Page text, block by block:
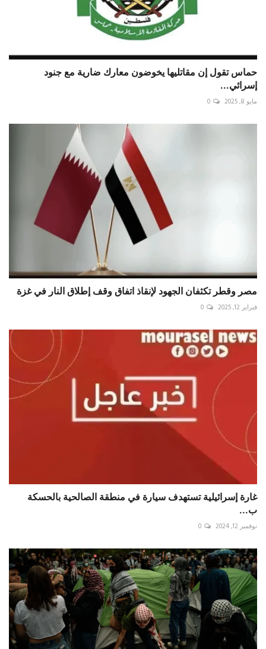
حماس تقول إن مقاتليها يخوضون معارك ضارية مع جنود
إسرائي...
مايو 8, 2025 0
مصر وقطر تكثفان الجهود لإنقاذ اتفاق وقف إطلاق النار في غزة
فبراير 12, 2025 0
غارة إسرائيلية تستهدف سيارة في منطقة الصالحية بالحسكة
ب...
نوفمبر 12, 2024 0